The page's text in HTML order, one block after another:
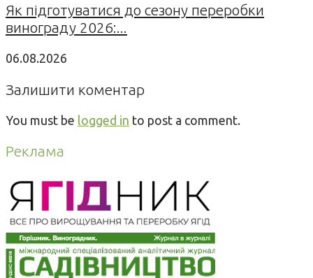
Як підготуватися до сезону переробки
винограду 2026:...
06.08.2026
Залишити коментар
You must be logged in to post a comment.
Реклама